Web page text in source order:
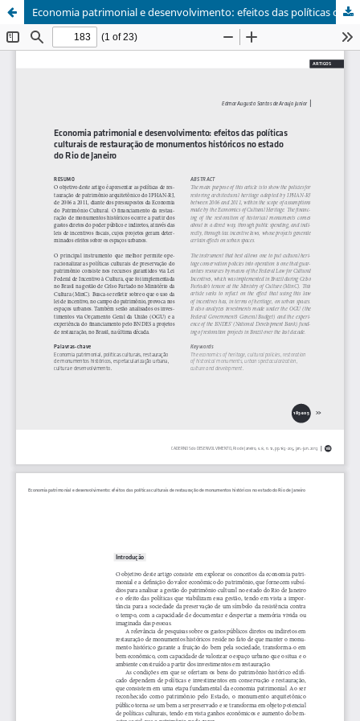
Economia patrimonial e desenvolvimento: efeitos das políticas culturais de restauração de monumentos históricos no estado do Rio de Janeiro